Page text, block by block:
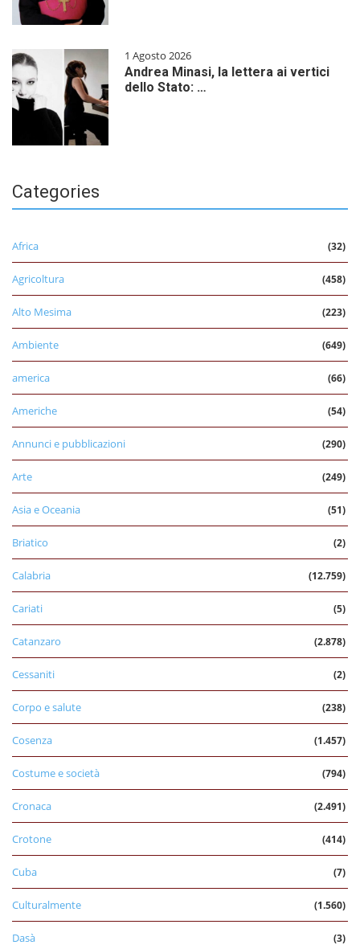
1 Agosto 2026
Andrea Minasi, la lettera ai vertici
dello Stato: …
Categories
Africa (32)
Agricoltura (458)
Alto Mesima (223)
Ambiente (649)
america (66)
Americhe (54)
Annunci e pubblicazioni (290)
Arte (249)
Asia e Oceania (51)
Briatico (2)
Calabria (12.759)
Cariati (5)
Catanzaro (2.878)
Cessaniti (2)
Corpo e salute (238)
Cosenza (1.457)
Costume e società (794)
Cronaca (2.491)
Crotone (414)
Cuba (7)
Culturalmente (1.560)
Dasà (3)